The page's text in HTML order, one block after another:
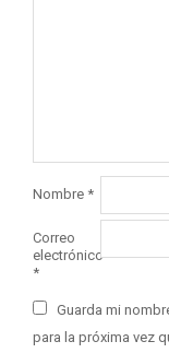
Nombre *
Correo
electrónico
*
Guarda mi
para la próxima vez